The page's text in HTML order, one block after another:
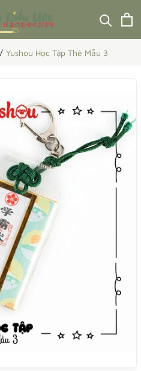
Yushou Học Tập Thẻ Mẫu 3